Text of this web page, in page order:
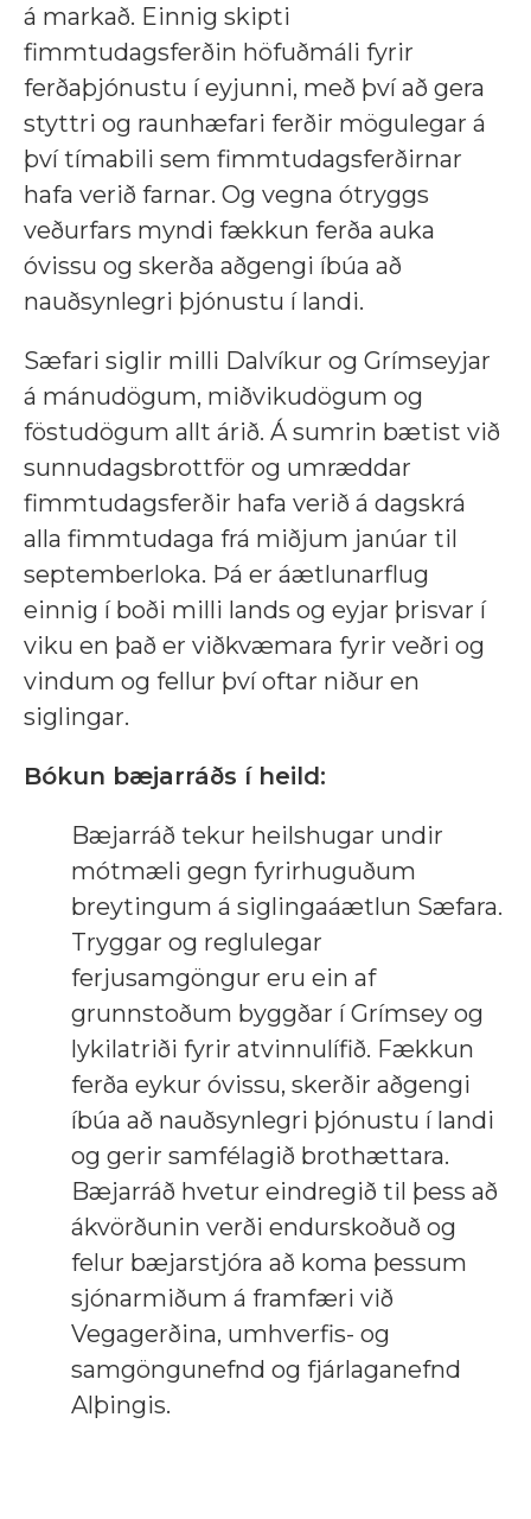
á markað. Einnig skipti
fimmtudagsferðin höfuðmáli fyrir
ferðaþjónustu í eyjunni, með því að gera
styttri og raunhæfari ferðir mögulegar á
því tímabili sem fimmtudagsferðirnar
hafa verið farnar. Og vegna ótryggs
veðurfars myndi fækkun ferða auka
óvissu og skerða aðgengi íbúa að
nauðsynlegri þjónustu í landi.
Sæfari siglir milli Dalvíkur og Grímseyjar
á mánudögum, miðvikudögum og
föstudögum allt árið. Á sumrin bætist við
sunnudagsbrottför og umræddar
fimmtudagsferðir hafa verið á dagskrá
alla fimmtudaga frá miðjum janúar til
septemberloka. Þá er áætlunarflug
einnig í boði milli lands og eyjar þrisvar í
viku en það er viðkvæmara fyrir veðri og
vindum og fellur því oftar niður en
siglingar.
Bókun bæjarráðs í heild:
Bæjarráð tekur heilshugar undir
mótmæli gegn fyrirhuguðum
breytingum á siglingaáætlun Sæfara.
Tryggar og reglulegar
ferjusamgöngur eru ein af
grunnstoðum byggðar í Grímsey og
lykilatriði fyrir atvinnulífið. Fækkun
ferða eykur óvissu, skerðir aðgengi
íbúa að nauðsynlegri þjónustu í landi
og gerir samfélagið brothættara.
Bæjarráð hvetur eindregið til þess að
ákvörðunin verði endurskoðuð og
felur bæjarstjóra að koma þessum
sjónarmiðum á framfæri við
Vegagerðina, umhverfis- og
samgöngunefnd og fjárlaganefnd
Alþingis.